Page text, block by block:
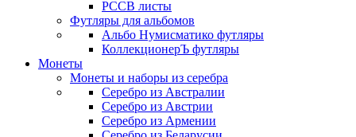
РССВ листы
Футляры для альбомов
Альбо Нумисматико футляры
КоллекционерЪ футляры
Монеты
Монеты и наборы из серебра
Серебро из Австралии
Серебро из Австрии
Серебро из Армении